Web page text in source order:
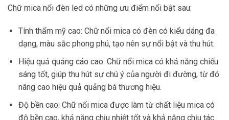
dạng, màu sắc phong phú, tạo nên sự nổi bật và thu hút.
Hiệu quả quảng cáo cao: Chữ nổi mica có khả năng chiếu
sáng tốt, giúp thu hút sự chú ý của người đi đường, từ đó
nâng cao hiệu quả quảng bá thương hiệu.
Độ bền cao: Chữ nổi mica được làm từ chất liệu mica có
độ bền cao, khả năng chịu nhiệt tốt và khả năng chịu tác
động của thời tiết tốt.